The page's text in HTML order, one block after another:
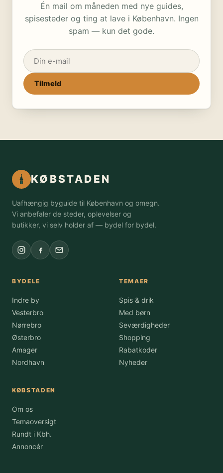
Én mail om måneden med nye guides,
spisesteder og ting at lave i København. Ingen
spam — kun det gode.
Tilmeld
KØBSTADEN
Uafhængig byguide til København og omegn.
Vi anbefaler de steder, oplevelser og
butikker, vi selv holder af — bydel for bydel.
BYDELE
Indre by
Vesterbro
Nørrebro
Østerbro
Amager
Nordhavn
TEMAER
Spis & drik
Med børn
Seværdigheder
Shopping
Rabatkoder
Nyheder
KØBSTADEN
Om os
Temaoversigt
Rundt i Kbh.
Annoncér